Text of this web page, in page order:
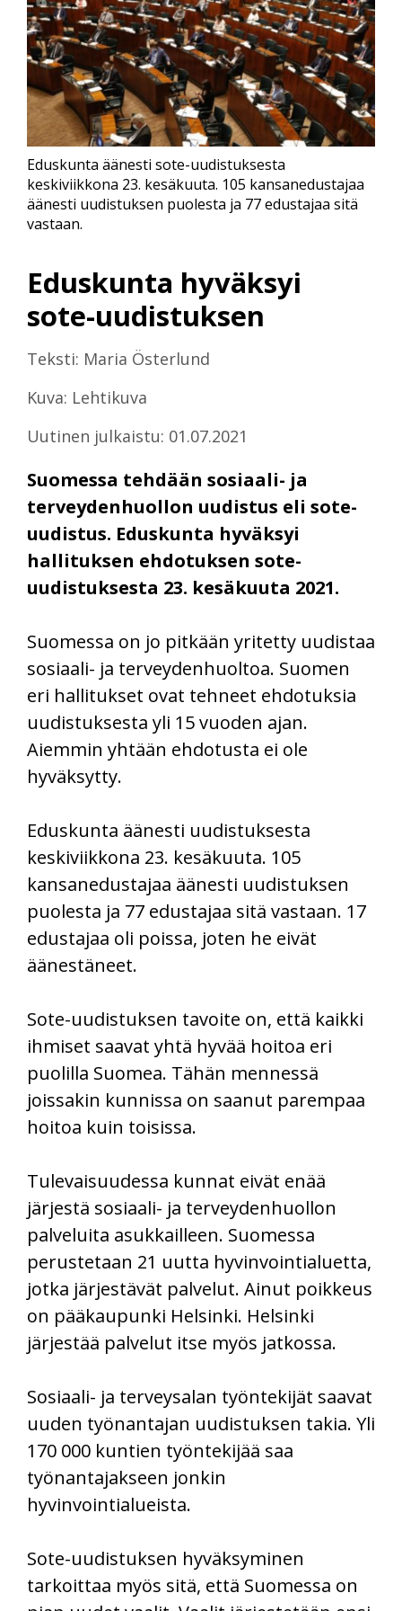
Eduskunta hyväksyi
sote-uudistuksen
Teksti: Maria Österlund
Kuva: Lehtikuva
Uutinen julkaistu: 01.07.2021
Suomessa tehdään sosiaali- ja
terveydenhuollon uudistus eli sote-
uudistus. Eduskunta hyväksyi
hallituksen ehdotuksen sote-
uudistuksesta 23. kesäkuuta 2021.
Eduskunta äänesti sote-uudistuksesta
keskiviikkona 23. kesäkuuta. 105 kansanedustajaa
äänesti uudistuksen puolesta ja 77 edustajaa sitä
vastaan.
Suomessa on jo pitkään yritetty uudistaa
sosiaali- ja terveydenhuoltoa. Suomen
eri hallitukset ovat tehneet ehdotuksia
uudistuksesta yli 15 vuoden ajan.
Aiemmin yhtään ehdotusta ei ole
hyväksytty.
Eduskunta äänesti uudistuksesta
keskiviikkona 23. kesäkuuta. 105
kansanedustajaa äänesti uudistuksen
puolesta ja 77 edustajaa sitä vastaan. 17
edustajaa oli poissa, joten he eivät
äänestäneet.
Sote-uudistuksen tavoite on, että kaikki
ihmiset saavat yhtä hyvää hoitoa eri
puolilla Suomea. Tähän mennessä
joissakin kunnissa on saanut parempaa
hoitoa kuin toisissa.
Tulevaisuudessa kunnat eivät enää
järjestä sosiaali- ja terveydenhuollon
palveluita asukkailleen. Suomessa
perustetaan 21 uutta hyvinvointialuetta,
jotka järjestävät palvelut. Ainut poikkeus
on pääkaupunki Helsinki. Helsinki
järjestää palvelut itse myös jatkossa.
Sosiaali- ja terveysalan työntekijät saavat
uuden työnantajan uudistuksen takia. Yli
170 000 kuntien työntekijää saa
työnantajakseen jonkin
hyvinvointialueista.
Sote-uudistuksen hyväksyminen
tarkoittaa myös sitä, että Suomessa on